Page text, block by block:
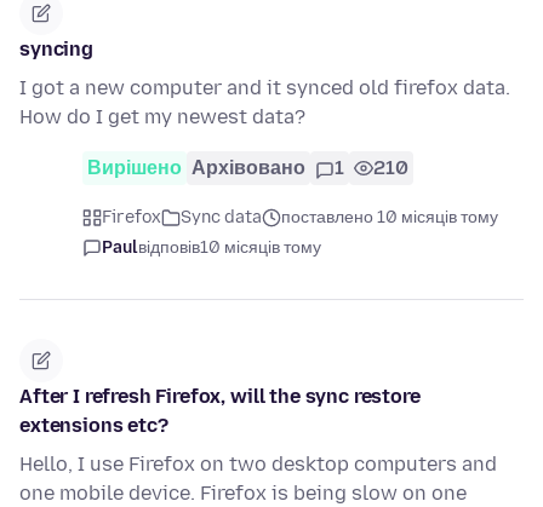
syncing
I got a new computer and it synced old firefox data.
How do I get my newest data?
Вирішено Архівовано 1 210
Firefox Sync data
поставлено 10 місяців тому
Paulвідповів10 місяців тому
After I refresh Firefox, will the sync restore
extensions etc?
Hello, I use Firefox on two desktop computers and
one mobile device. Firefox is being slow on one